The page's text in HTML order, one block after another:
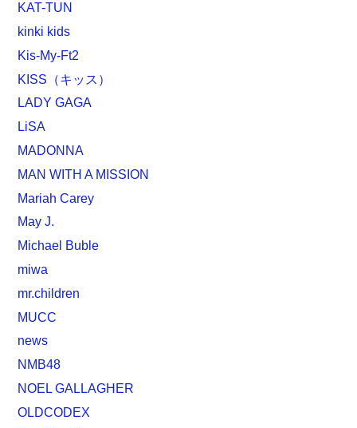
KAT-TUN
kinki kids
Kis-My-Ft2
KISS（キッス）
LADY GAGA
LiSA
MADONNA
MAN WITH A MISSION
Mariah Carey
May J.
Michael Buble
miwa
mr.children
MUCC
news
NMB48
NOEL GALLAGHER
OLDCODEX